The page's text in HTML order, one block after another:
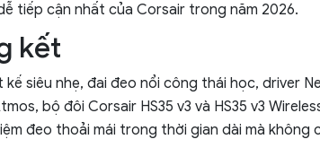
tiếp cận nhất của Corsair trong năm 2026.
kết
kế siêu nhẹ, đai đeo nổi công thái học, driver
bộ đôi Corsair HS35 v3 và HS35 v3
đeo thoải mái trong thời gian dài mà không